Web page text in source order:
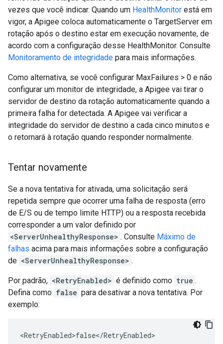
vezes que você indicar. Quando um HealthMonitor está em
vigor, a Apigee coloca automaticamente o TargetServer em
rotação após o destino estar em execução novamente, de
acordo com a configuração desse HealthMonitor. Consulte
Monitoramento de integridade para mais informações.
Como alternativa, se você configurar MaxFailures > 0 e não
configurar um monitor de integridade, a Apigee vai tirar o
servidor de destino da rotação automaticamente quando a
primeira falha for detectada. A Apigee vai verificar a
integridade do servidor de destino a cada cinco minutos e
o retornará à rotação quando responder normalmente.
Tentar novamente
Se a nova tentativa for ativada, uma solicitação será
repetida sempre que ocorrer uma falha de resposta (erro
de E/S ou de tempo limite HTTP) ou a resposta recebida
corresponder a um valor definido por
<ServerUnhealthyResponse> . Consulte Máximo de
falhas acima para mais informações sobre a configuração
de <ServerUnhealthyResponse> .
Por padrão, <RetryEnabled> é definido como true .
Defina como false para desativar a nova tentativa. Por
exemplo:
<RetryEnabled>false</RetryEnabled>